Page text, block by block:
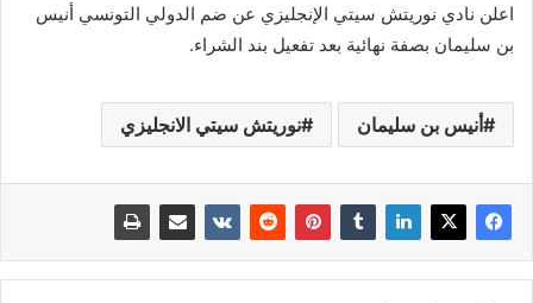
اعلن نادي نوريتش سيتي الإنجليزي عن ضم الدولي التونسي أنيس
بن سليمان بصفة نهائية بعد تفعيل بند الشراء.
أنيس بن سليمان نوريتش سيتي الانجليزي